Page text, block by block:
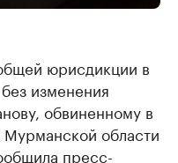
юрисдикции в
изменения
обвиненному в
области
пресс-